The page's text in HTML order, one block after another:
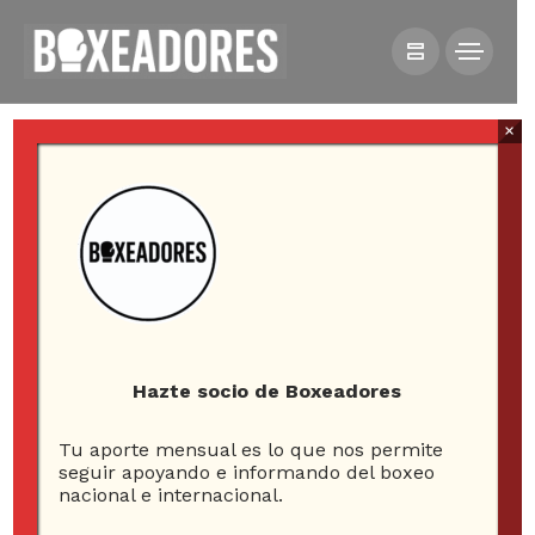
2
Hazte socio de Boxeadores
Tu aporte mensual es lo que nos permite
seguir apoyando e informando del boxeo
nacional e internacional.
×